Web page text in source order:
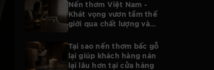
Nến thơm Việt Nam -
Khát vọng vươn tầm thế
giới qua chất lượng và
mùi hương
Tại sao nến thơm bấc gỗ
lại giúp khách hàng nán
lại lâu hơn tại cửa hàng